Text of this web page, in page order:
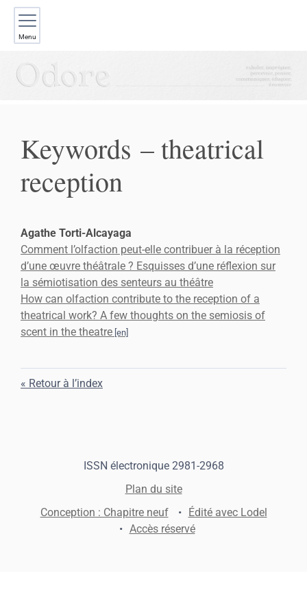
Menu
Keywords – theatrical
reception
Agathe Torti-Alcayaga
Comment l’olfaction peut-elle contribuer à la réception
d’une œuvre théâtrale ? Esquisses d’une réflexion sur
la sémiotisation des senteurs au théâtre
How can olfaction contribute to the reception of a
theatrical work? A few thoughts on the semiosis of
scent in the theatre
Retour à l’index
ISSN électronique 2981-2968
Plan du site
Conception : Chapitre neuf
Édité avec Lodel
Accès réservé